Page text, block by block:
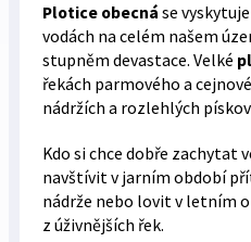
Plotice obecná se
vodách na celém našem
stupněm devastace. Velké
řekách parmového a
nádržích a rozlehlých
Kdo si chce dobře zachytat
navštívit v jarním období
nádrže nebo lovit v letním
z úživnějších řek.